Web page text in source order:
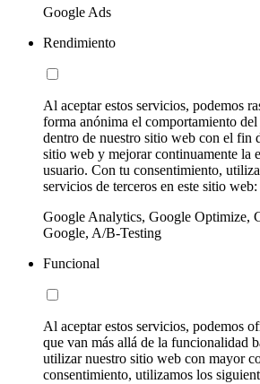
Google Ads
Rendimiento
Al aceptar estos servicios, podemos
forma anónima el comportamiento
dentro de nuestro sitio web con el fin
sitio web y mejorar continuamente la
usuario. Con tu consentimiento,
servicios de terceros en este sitio web:
Google Analytics, Google Optimize,
Google, A/B-Testing
Funcional
Al aceptar estos servicios, podemos
que van más allá de la funcionalidad
utilizar nuestro sitio web con mayor
consentimiento, utilizamos los